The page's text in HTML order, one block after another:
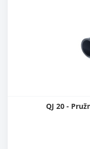
QJ 20 -